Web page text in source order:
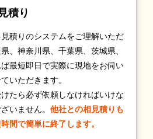
積り
積りのシステムをご理解いただ
、神奈川県、千葉県、茨城県、
最短即日で実際に現地をお伺い
いただきます。
たら必ず依頼しなければいけな
いません。 他社との相見積りも
間で簡単に終了します。